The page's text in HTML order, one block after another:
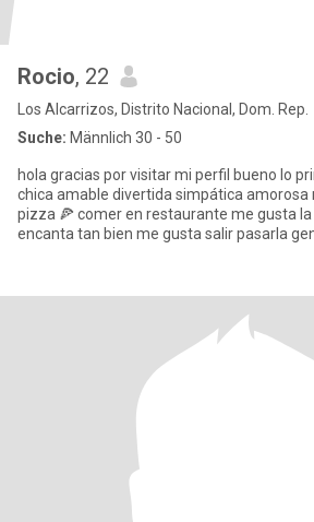
Rocio, 22
Los Alcarrizos, Distrito Nacional, Dom. Rep.
Suche: Männlich 30 - 50
hola gracias por visitar mi perfil bueno lo
chica amable divertida simpática amorosa
pizza 🍕 comer en restaurante me gusta
encanta tan bien me gusta salir pasarla